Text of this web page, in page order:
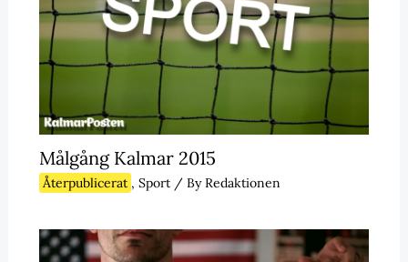
Målgång Kalmar 2015
Återpublicerat , Sport/ ByRedaktionen